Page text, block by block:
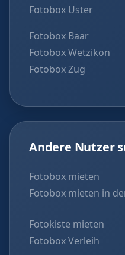
Fotobox Uster
Fotobox Baar
Fotobox Wetzikon
Fotobox Zug
Andere Nutzer
Fotobox mieten
Fotobox mieten in
Fotokiste mieten
Fotobox Verleih